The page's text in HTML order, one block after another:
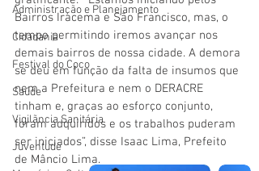
Administração e Planejamento
Cidadania
Festival do Coco
Saúde
Vigilãncia Sanitária
Juventude
Bairros Iracema e São Francisco, mas, o
tempo permitindo iremos avançar nos
demais bairros de nossa cidade. A demora
se deu em função da falta de insumos que
nem a Prefeitura e nem o DERACRE
tinham e, graças ao esforço conjunto,
foram adquiridos e os trabalhos puderam
ser iniciados”, disse Isaac Lima, Prefeito
de Mâncio Lima.